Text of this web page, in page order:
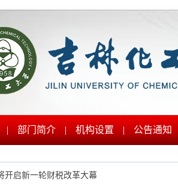
| 部门简介 | 机构设置 | 公告通知
开启新一轮财税改革大幕